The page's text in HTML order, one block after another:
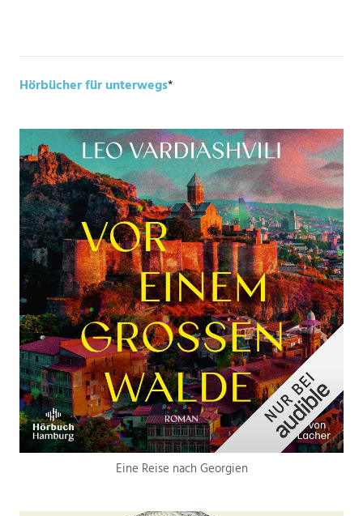
Hörbücher für unterwegs*
Eine Reise nach Georgien